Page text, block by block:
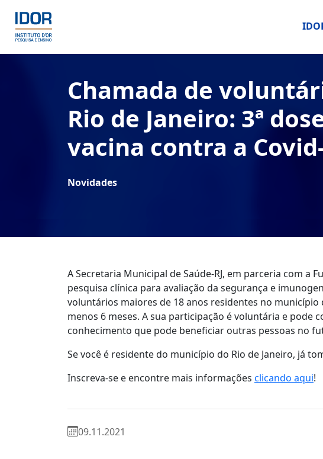
Chamada de
Rio de Janeiro: 3ª
vacina contra a
Novidades
A Secretaria Municipal de Saúde-RJ, em parceria com a
pesquisa clínica para avaliação da segurança e
voluntários maiores de 18 anos residentes no
menos 6 meses. A sua participação é voluntária e pode
conhecimento que pode beneficiar outras pessoas no
Se você é residente do município do Rio de Janeiro, já
Inscreva-se e encontre mais informações clicando aqui!
09.11.2021